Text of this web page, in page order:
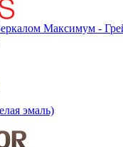
Максимум -